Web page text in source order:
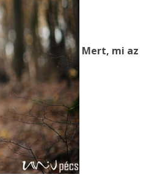
Mert, mi az